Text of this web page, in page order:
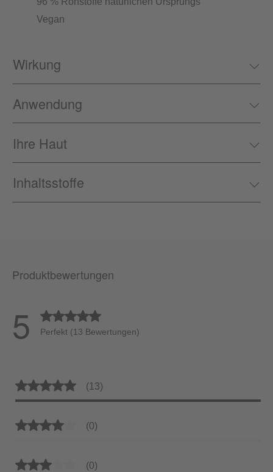
Vegan
Wirkung
Anwendung
Ihre Haut
Inhaltsstoffe
Produktbewertungen
5 Durchschnittliche Bewertung von 5 von 5 Sternen
Perfekt (13 Bewertungen)
Durchschnittliche Bewertung von 5 von 5 Sternen
(13)
Durchschnittliche Bewertung von 4 von 5 Sternen
(0)
Durchschnittliche Bewertung von 3 von 5 Sternen
(0)